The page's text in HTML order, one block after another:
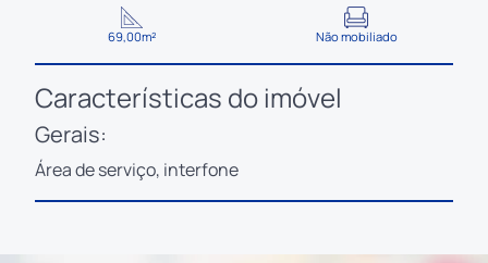
69,00m² Não mobiliado
Características do imóvel
Gerais:
Área de serviço, interfone